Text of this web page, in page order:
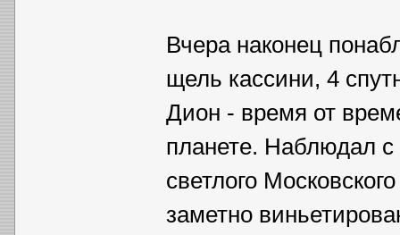
Вчера наконец
щель кассини, 4
Дион - время от
планете. Наблюдал
светлого
заметно